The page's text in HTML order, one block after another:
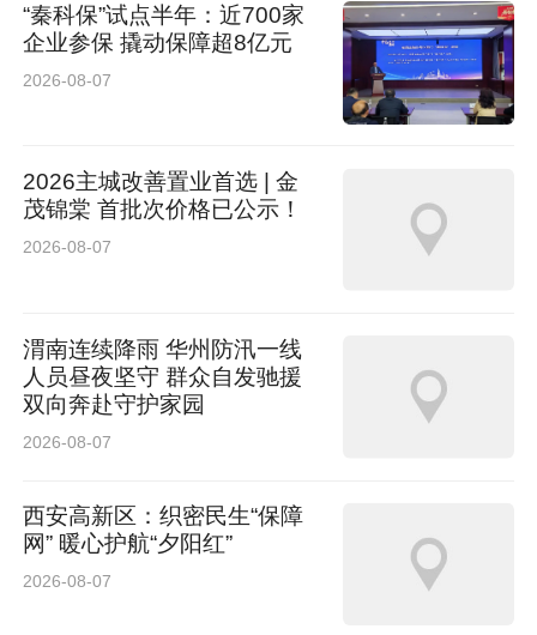
“秦科保”试点半年：近700家
企业参保 撬动保障超8亿元
2026-08-07
2026主城改善置业首选 | 金
茂锦棠 首批次价格已公示！
2026-08-07
渭南连续降雨 华州防汛一线
人员昼夜坚守 群众自发驰援
双向奔赴守护家园
2026-08-07
西安高新区：织密民生“保障
网” 暖心护航“夕阳红”
2026-08-07